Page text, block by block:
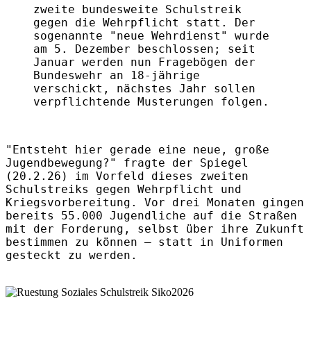
zweite bundesweite Schulstreik
gegen die Wehrpflicht statt. Der
sogenannte "neue Wehrdienst" wurde
am 5. Dezember beschlossen; seit
Januar werden nun Fragebögen der
Bundeswehr an 18-jährige
verschickt, nächstes Jahr sollen
verpflichtende Musterungen folgen.
"Entsteht hier gerade eine neue, große
Jugendbewegung?" fragte der Spiegel
(20.2.26) im Vorfeld dieses zweiten
Schulstreiks gegen Wehrpflicht und
Kriegsvorbereitung. Vor drei Monaten gingen
bereits 55.000 Jugendliche auf die Straßen
mit der Forderung, selbst über ihre Zukunft
bestimmen zu können – statt in Uniformen
gesteckt zu werden.